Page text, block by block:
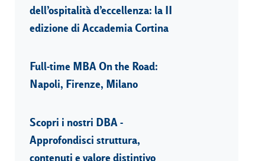
dell’ospitalità d’eccellenza: la II
edizione di Accademia Cortina
Full-time MBA On the Road:
Napoli, Firenze, Milano
Scopri i nostri DBA -
Approfondisci struttura,
contenuti e valore distintivo